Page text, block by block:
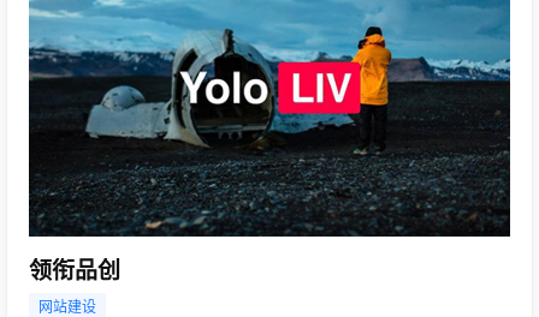
领衔品创
网站建设